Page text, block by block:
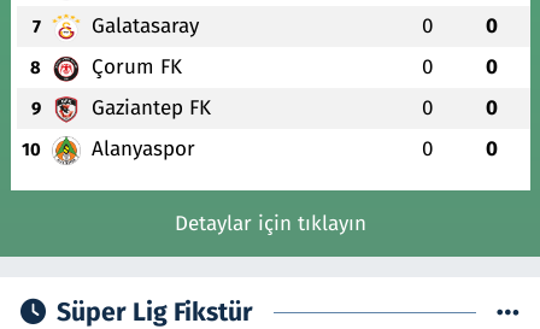
7 Galatasaray 0 0
8 Çorum FK 0 0
9 Gaziantep FK 0 0
10 Alanyaspor 0 0
Detaylar için tıklayın
Süper Lig Fikstür